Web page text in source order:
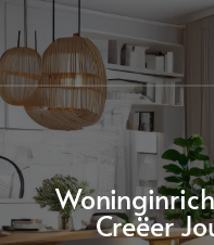
Creëer